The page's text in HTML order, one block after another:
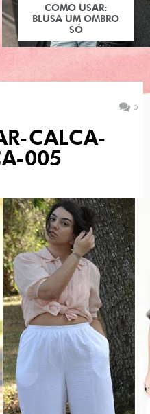
COMO USAR:
BLUSA UM OMBRO
SÓ
0
CALCA-
005